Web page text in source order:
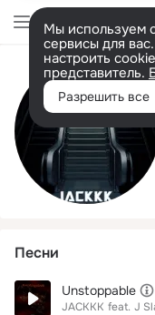
Мы используем
сервисы для
настроить
представитель.
Разрешить все
Песни
Unstoppable
JACKKK feat. J